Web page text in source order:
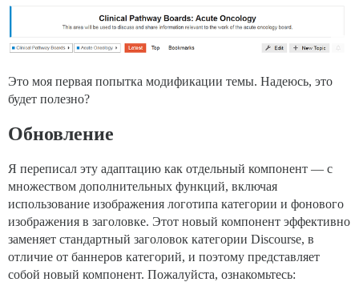
Это моя первая попытка модификации темы. Надеюсь, это
будет полезно?
Обновление
Я переписал эту адаптацию как отдельный компонент — с
множеством дополнительных функций, включая
использование изображения логотипа категории и фонового
изображения в заголовке. Этот новый компонент эффективно
заменяет стандартный заголовок категории Discourse, в
отличие от баннеров категорий, и поэтому представляет
собой новый компонент. Пожалуйста, ознакомьтесь: